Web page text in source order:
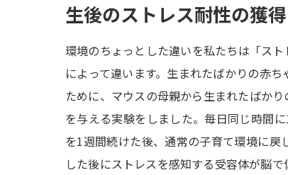
生後のストレス耐性の獲
環境のちょっとした違いを私たちは「ス
によって違います。生まれたばかりの赤
ために、マウスの母親から生まれたばか
を与える実験をしました。毎日同じ時間
を1週間続けた後、通常の子育て環境に
した後にストレスを感知する受容体が脳